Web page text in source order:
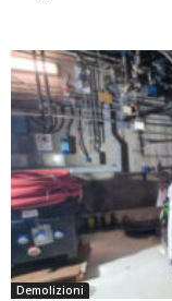
Demolizioni